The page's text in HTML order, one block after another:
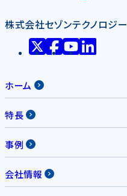
株式会社セゾンテクノロジー
ホーム
特長
事例
会社情報